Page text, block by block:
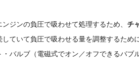
ジンの負圧で吸わせて処理するため、 チ
していて負圧で吸わせる量を調整するため
バルブ（電磁式でオン／オフできるバブ